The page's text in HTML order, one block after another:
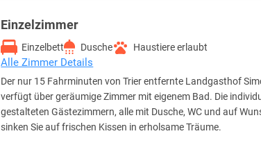
Einzelzimmer
Einzelbett Dusche Haustiere erlaubt
Alle Zimmer Details
Der nur 15 Fahrminuten von Trier entfernte Landgasthof
verfügt über geräumige Zimmer mit eigenem Bad. Die
gestalteten Gästezimmern, alle mit Dusche, WC und auf
sinken Sie auf frischen Kissen in erholsame Träume.